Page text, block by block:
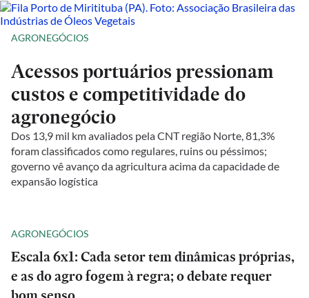
AGRONEGÓCIOS
Acessos portuários pressionam
custos e competitividade do
agronegócio
Dos 13,9 mil km avaliados pela CNT região Norte, 81,3%
foram classificados como regulares, ruins ou péssimos;
governo vê avanço da agricultura acima da capacidade de
expansão logística
AGRONEGÓCIOS
Escala 6x1: Cada setor tem dinâmicas próprias,
e as do agro fogem à regra; o debate requer